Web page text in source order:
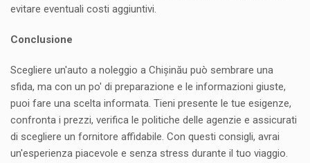
evitare eventuali costi aggiuntivi.
Conclusione
Scegliere un'auto a noleggio a Chișinău può sembrare una
sfida, ma con un po' di preparazione e le informazioni giuste,
puoi fare una scelta informata. Tieni presente le tue esigenze,
confronta i prezzi, verifica le politiche delle agenzie e assicurati
di scegliere un fornitore affidabile. Con questi consigli, avrai
un'esperienza piacevole e senza stress durante il tuo viaggio.